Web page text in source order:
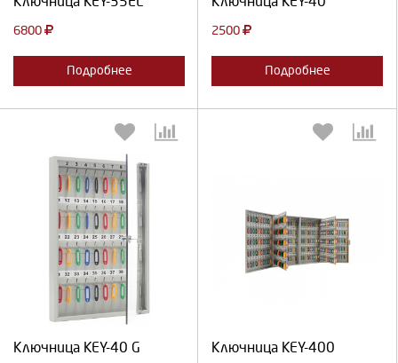
6800
Подробнее
2500
Подробнее
Ключница KEY-40 G
Выберите количество:
Продолжить Отмена
Ключница KEY-400
Выберите количество: